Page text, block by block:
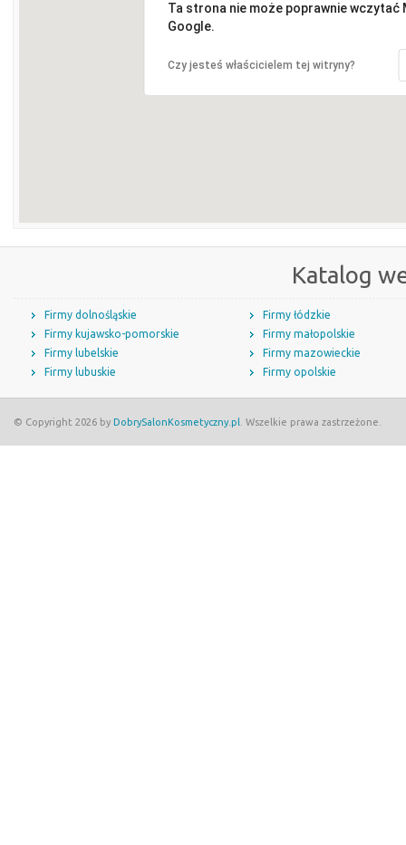
Ta strona nie może poprawnie wczytać
Google.
Czy jesteś właścicielem tej witryny?
Katalog
Firmy dolnośląskie
Firmy kujawsko-pomorskie
Firmy lubelskie
Firmy lubuskie
Firmy łódzkie
Firmy małopolskie
Firmy mazowieckie
Firmy opolskie
© Copyright 2026 by DobrySalonKosmetyczny.pl . Wszelkie prawa zastrzeżone.